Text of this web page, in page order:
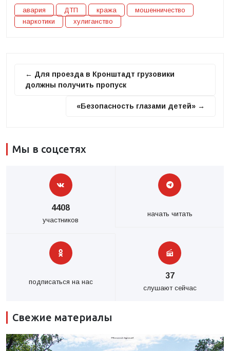
авария ДТП кража
мошенничество
наркотики
хулиганство
← Для проезда в Кронштадт грузовики
должны получить пропуск
«Безопасность глазами детей» →
Мы в соцсетях
4408
участников
начать читать
подписаться на нас
37
слушают сейчас
Свежие материалы